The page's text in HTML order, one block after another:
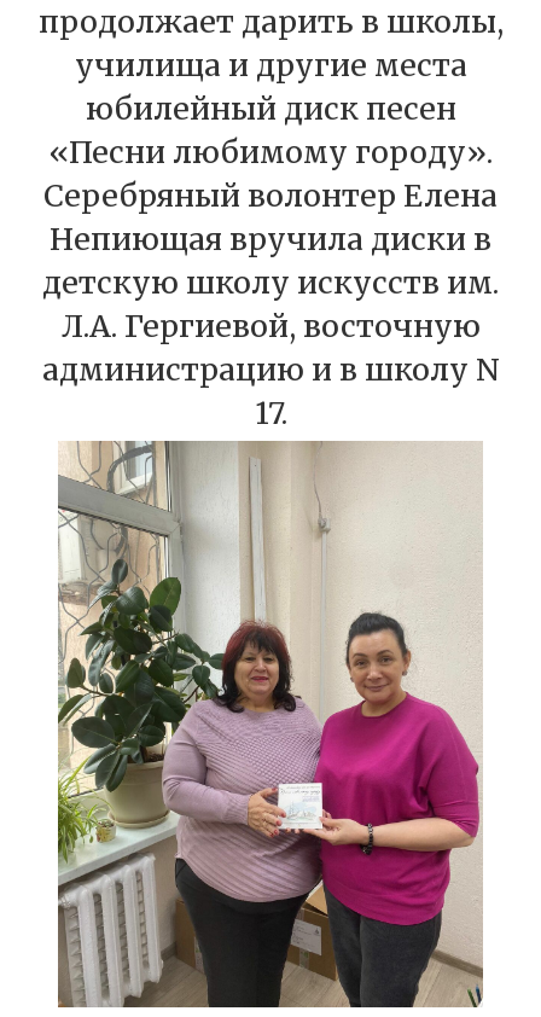
продолжает дарить в школы,
училища и другие места
юбилейный диск песен
«Песни любимому городу».
Серебряный волонтер Елена
Непиющая вручила диски в
детскую школу искусств им.
Л.А. Гергиевой, восточную
администрацию и в школу N
17.